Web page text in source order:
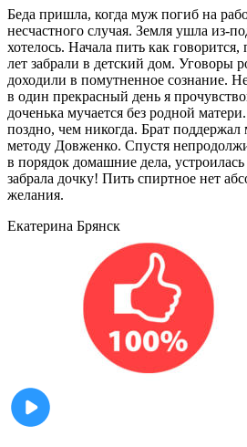
Беда пришла, когда муж погиб на
несчастного случая. Земля ушла из-
хотелось. Начала пить как
лет забрали в детский дом. Уговоры
доходили в помутненное сознание.
в один прекрасный день я
доченька мучается без родной
поздно, чем никогда. Брат поддержал
методу Довженко. Спустя
в порядок домашние дела,
забрала дочку! Пить спиртное нет
желания.
Екатерина Брянск